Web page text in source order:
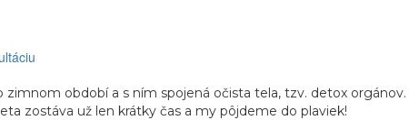
období a s ním spojená očista tela, tzv. detox orgánov.
zostáva už len krátky čas a my pôjdeme do plaviek!